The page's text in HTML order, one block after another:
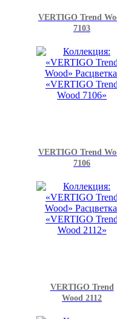
VERTIGO Trend
7103
VERTIGO Trend
7106
VERTIGO Trend
Wood 2112